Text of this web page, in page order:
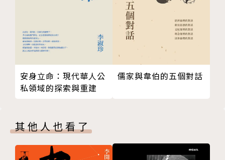
安身立命：現代華人公
私領域的探索與重建
儒家與韋伯的五個對話
其他人也看了